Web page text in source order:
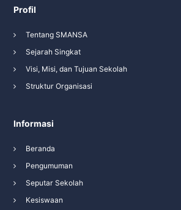
Profil
Tentang SMANSA
Sejarah Singkat
Visi, Misi, dan Tujuan Sekolah
Struktur Organisasi
Informasi
Beranda
Pengumuman
Seputar Sekolah
Kesiswaan